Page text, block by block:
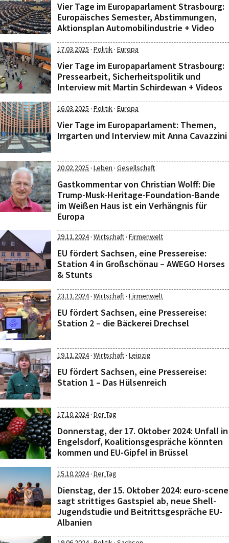
Vier Tage im Europaparlament Strasbourg:
Europäisches Semester, Abstimmungen,
Aktionsplan Automobilindustrie + Video
17.03.2025 · Politik· Europa
Vier Tage im Europaparlament Strasbourg:
Pressearbeit, Sicherheitspolitik und
Interview mit Martin Schirdewan + Videos
16.03.2025 · Politik· Europa
Vier Tage im Europaparlament: Themen,
Irrgarten und Interview mit Anna Cavazzini
20.02.2025 · Leben · Gesellschaft
Gastkommentar von Christian Wolff: Die
Trump-Musk-Heritage-Foundation-Bande
im Weißen Haus ist ein Verhängnis für
Europa
29.11.2024· Wirtschaft· Firmenwelt
EU fördert Sachsen, eine Pressereise:
Station 4 in Großschönau – AWEGO Horses
& Stunts
23.11.2024· Wirtschaft· Firmenwelt
EU fördert Sachsen, eine Pressereise:
Station 2 – die Bäckerei Drechsel
19.11.2024· Wirtschaft· Leipzig
EU fördert Sachsen, eine Pressereise:
Station 1 – Das Hülsenreich
17.10.2024· Der Tag
Donnerstag, der 17. Oktober 2024: Unfall in
Engelsdorf, Koalitionsgespräche könnten
kommen und EU-Gipfel in Brüssel
15.10.2024· Der Tag
Dienstag, der 15. Oktober 2024: euro-scene
sagt strittiges Gastspiel ab, neue Shell-
Jugendstudie und Beitrittsgespräche EU-
Albanien